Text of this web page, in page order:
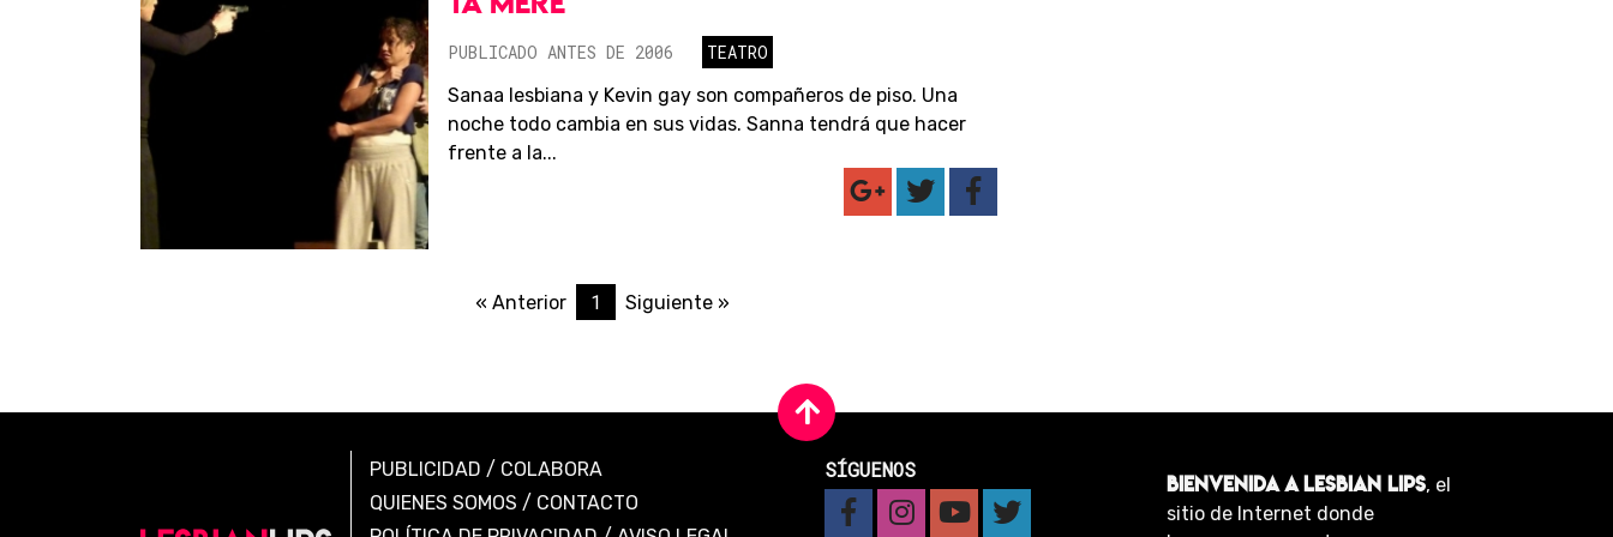
PUBLICADO ANTES DE 2006
TEATRO
Sanaa lesbiana y Kevin gay son compañeros de piso. Una
noche todo cambia en sus vidas. Sanna tendrá que hacer
frente a la...
« Anterior 1 Siguiente »
PUBLICIDAD / COLABORA
QUIENES SOMOS / CONTACTO
SÍGUENOS
BIENVENIDA A LESBIAN LIPS, el
sitio de Internet donde